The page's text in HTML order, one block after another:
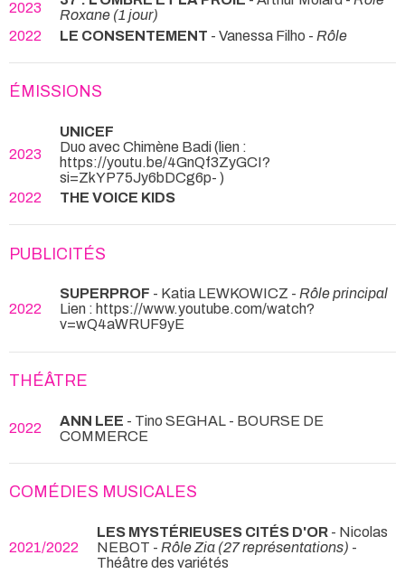
2023
Roxane (1 jour)
2022
LE CONSENTEMENT - Vanessa Filho - Rôle
ÉMISSIONS
2023
UNICEF
Duo avec Chimène Badi (lien :
https://youtu.be/4GnQf3ZyGCI?
si=ZkYP75Jy6bDCg6p- )
2022
THE VOICE KIDS
PUBLICITÉS
2022
SUPERPROF - Katia LEWKOWICZ - Rôle principal
Lien : https://www.youtube.com/watch?
v=wQ4aWRUF9yE
THÉÂTRE
2022 ANN LEE - Tino SEGHAL - BOURSE DE
COMMERCE
COMÉDIES MUSICALES
2021/2022
LES MYSTÉRIEUSES CITÉS D'OR - Nicolas
NEBOT - Rôle Zia (27 représentations) -
Théâtre des variétés